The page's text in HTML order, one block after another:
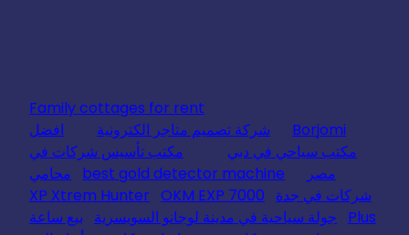
Family cottages for rent
Borjomi
شركة تصميم متاجر الكترونية
افضل
مكتب سياحي في دبي
مكتب تأسيس شركات في
مصر
best gold detector machine
محامي
شركات في جدة
XP Xtrem Hunter OKM EXP 7000
Plus
جولة سياحية في مدينة لوجانو السويسرية
بيع ساعة